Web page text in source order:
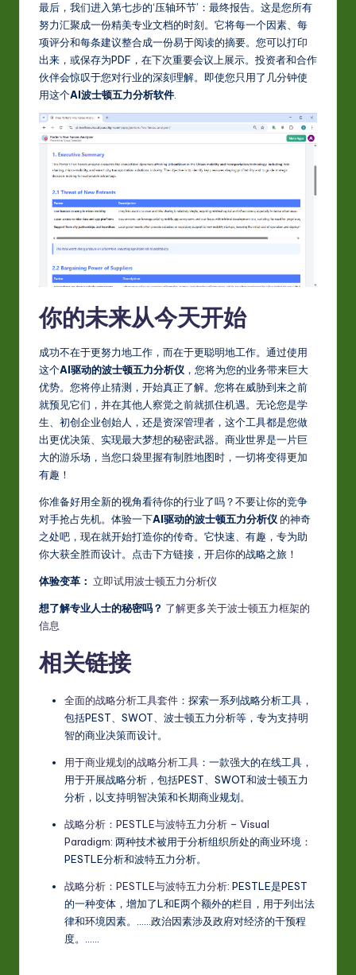
最后，我们进入第七步的‘压轴环节’：最终报告。这是您所有
努力汇聚成一份精美专业文档的时刻。它将每一个因素、每
项评分和每条建议整合成一份易于阅读的摘要。您可以打印
出来，或保存为PDF，在下次重要会议上展示。投资者和合作
伙伴会惊叹于您对行业的深刻理解。即使您只用了几分钟使
用这个AI波士顿五力分析软件
你的未来从今天开始
成功不在于更努力地工作，而在于更聪明地工作。通过使用
这个AI驱动的波士顿五力分析仪 ，您将为您的业务带来巨大
优势。您将停止猜测，开始真正了解。您将在威胁到来之前
就预见它们，并在其他人察觉之前就抓住机遇。无论您是学
生、初创企业创始人，还是资深管理者，这个工具都是您做
出更优决策、实现最大梦想的秘密武器。商业世界是一片巨
大的游乐场，当您口袋里握有制胜地图时，一切将变得更加
有趣！
你准备好用全新的视角看待你的行业了吗？不要让你的竞争
对手抢占先机。体验一下AI驱动的波士顿五力分析仪的神奇
之处吧，现在就开始打造你的传奇。它快速、有趣，专为助
你大获全胜而设计。点击下方链接，开启你的战略之旅！
体验变革： 立即试用波士顿五力分析仪
想了解专业人士的秘密吗？ 了解更多关于波士顿五力框架的
信息
相关链接
全面的战略分析工具套件 ：探索一系列战略分析工具，
包括PEST、SWOT、波士顿五力分析等，专为支持明
智的商业决策而设计。
用于商业规划的战略分析工具 ：一款强大的在线工具，
用于开展战略分析，包括PEST、SWOT和波士顿五力
分析，以支持明智决策和长期商业规划。
战略分析：PESTLE与波特五力分析 – Visual
Paradigm: 两种技术被用于分析组织所处的商业环境：
PESTLE分析和波特五力分析。
战略分析：PESTLE与波特五力分析: PESTLE是PEST
的一种变体，增加了L和E两个额外的栏目，用于列出法
律和环境因素。……政治因素涉及政府对经济的干预程
度。……